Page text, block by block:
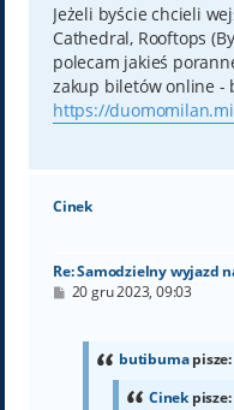
Jeżeli byście chcieli
Cathedral, Rooftops
polecam jakieś
zakup biletów online -
https://
Cinek
Re: Samodzielny wyjazd
P20 gru 2023, 09:03
butibumapisze:
Cinekpisze: